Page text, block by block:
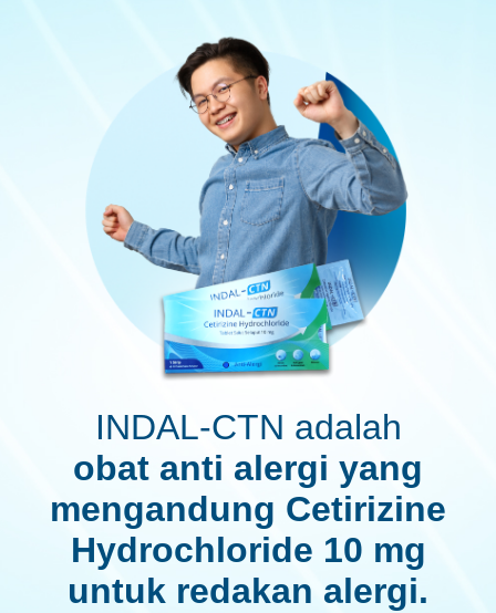
INDAL-CTN adalah
obat anti alergi yang
mengandung Cetirizine
Hydrochloride 10 mg
untuk redakan alergi.